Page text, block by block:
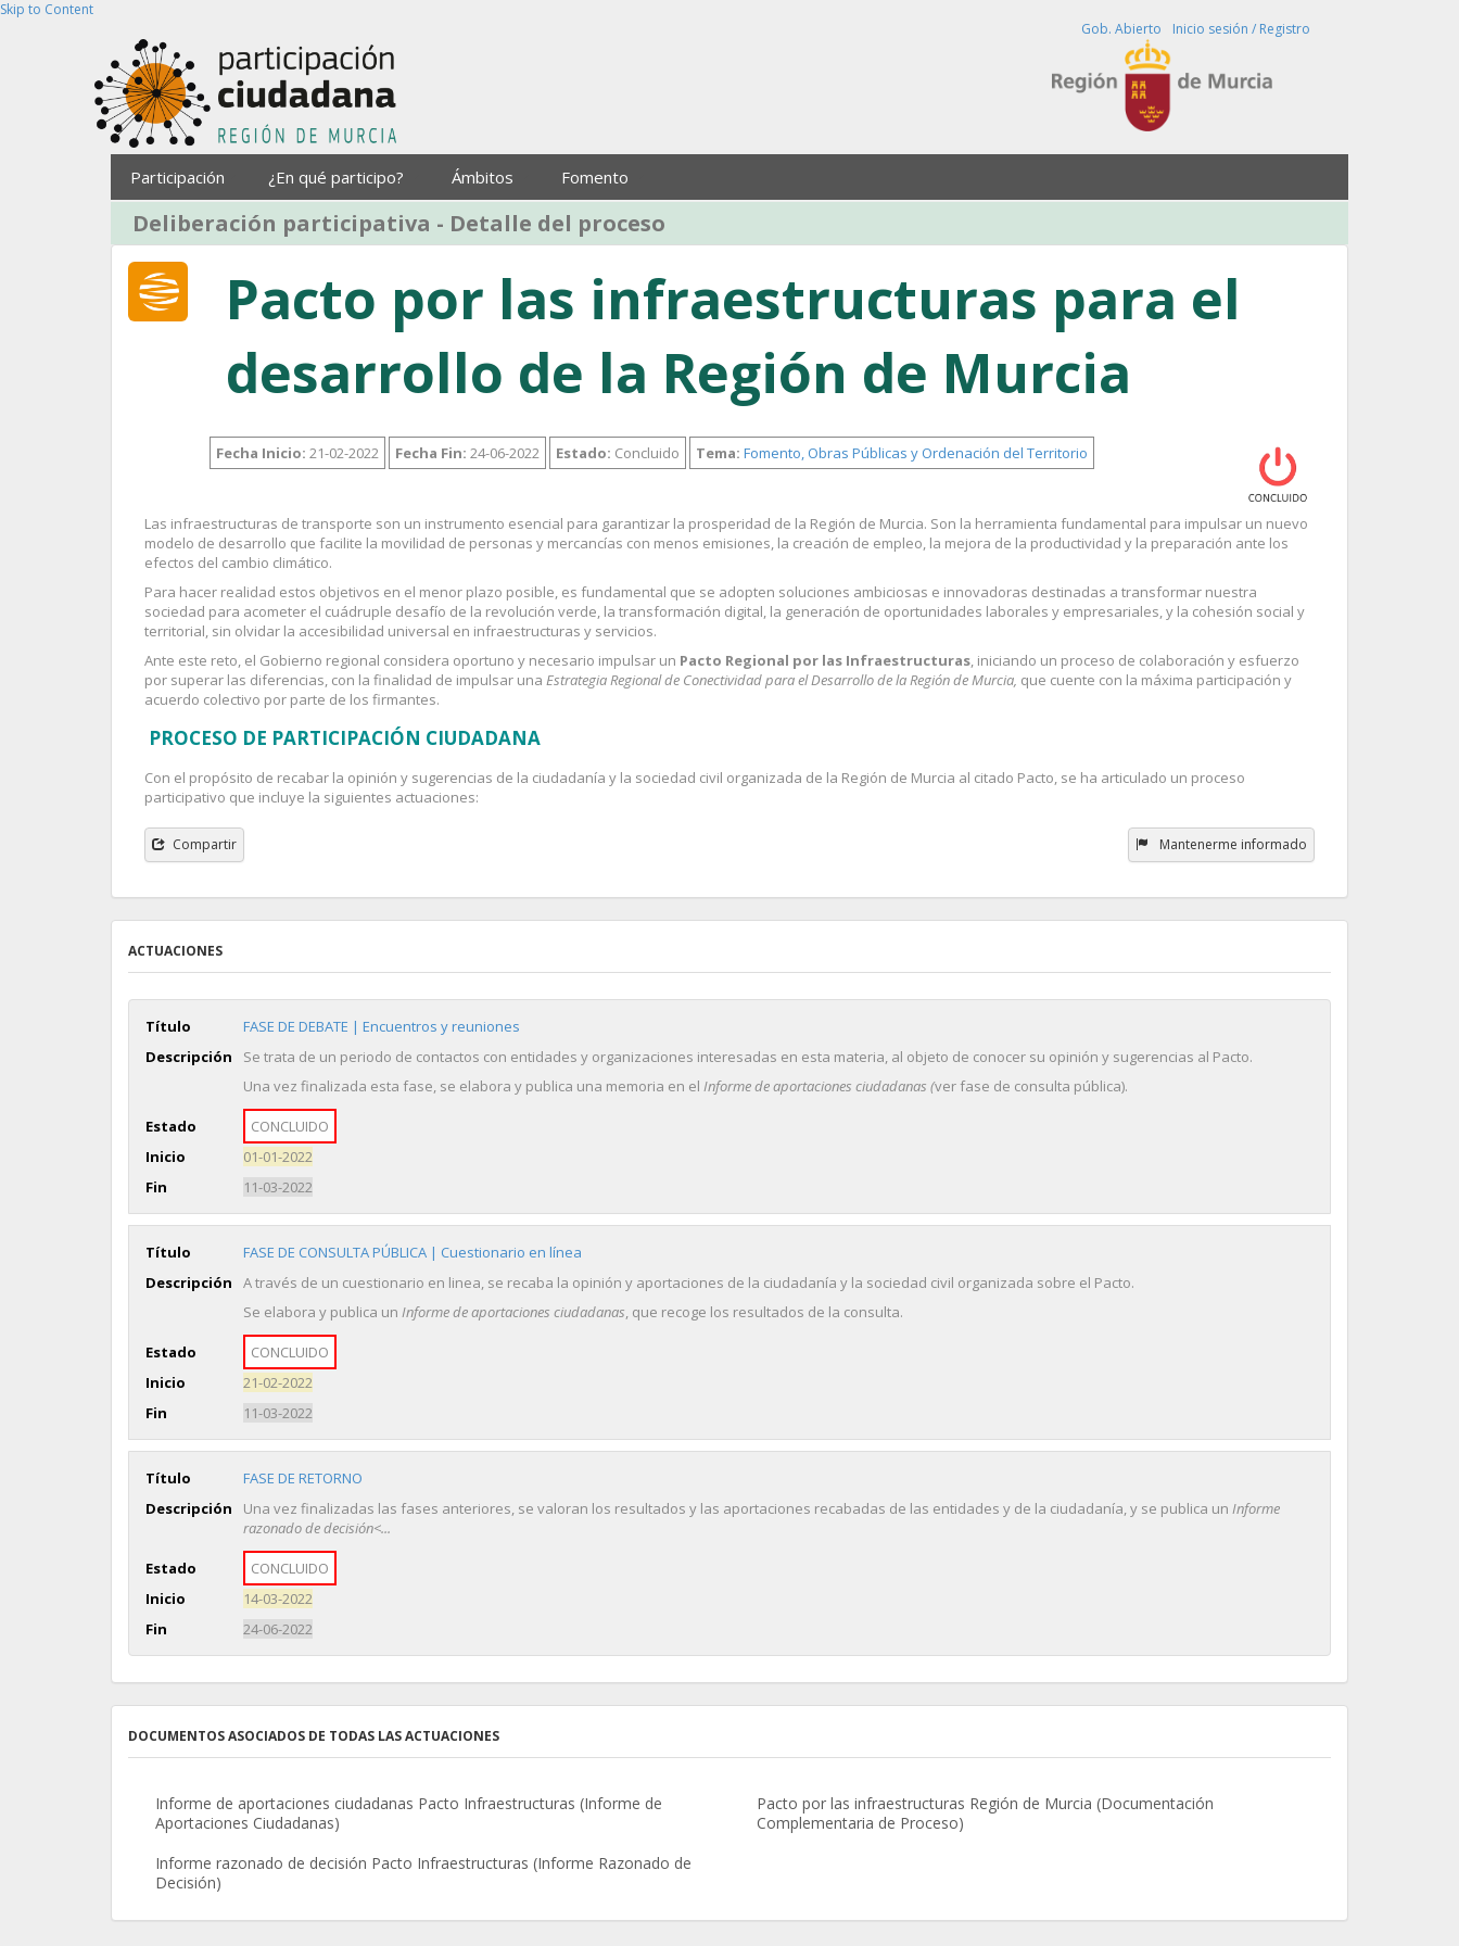
Skip to Content
Gob. Abierto
Inicio sesión / Registro
Participación ¿En qué participo? Ámbitos Fomento
Deliberación participativa - Detalle del proceso
Pacto por las infraestructuras para el
desarrollo de la Región de Murcia
Fecha Inicio: 21-02-2022 Fecha Fin: 24-06-2022 Estado: Concluido Tema: Fomento, Obras Públicas y Ordenación del Territorio
Las infraestructuras de transporte son un instrumento esencial para garantizar la prosperidad de la Región de Murcia. Son la herramienta fundamental para impulsar un nuevo
modelo de desarrollo que facilite la movilidad de personas y mercancías con menos emisiones, la creación de empleo, la mejora de la productividad y la preparación ante los
efectos del cambio climático.
Para hacer realidad estos objetivos en el menor plazo posible, es fundamental que se adopten soluciones ambiciosas e innovadoras destinadas a transformar nuestra
sociedad para acometer el cuádruple desafío de la revolución verde, la transformación digital, la generación de oportunidades laborales y empresariales, y la cohesión social y
territorial, sin olvidar la accesibilidad universal en infraestructuras y servicios.
Ante este reto, el Gobierno regional considera oportuno y necesario impulsar un Pacto Regional por las Infraestructuras, iniciando un proceso de colaboración y esfuerzo
por superar las diferencias, con la finalidad de impulsar una Estrategia Regional de Conectividad para el Desarrollo de la Región de Murcia, que cuente con la máxima participación y
acuerdo colectivo por parte de los firmantes.
PROCESO DE PARTICIPACIÓN CIUDADANA
Con el propósito de recabar la opinión y sugerencias de la ciudadanía y la sociedad civil organizada de la Región de Murcia al citado Pacto, se ha articulado un proceso
participativo que incluye la siguientes actuaciones:
Compartir Mantenerme informado
ACTUACIONES
Título
FASE DE DEBATE | Encuentros y reuniones
Descripción
Se trata de un periodo de contactos con entidades y organizaciones interesadas en esta materia, al objeto de conocer su opinión y sugerencias al Pacto.
Una vez finalizada esta fase, se elabora y publica una memoria en el Informe de aportaciones ciudadanas (ver fase de consulta pública).
Estado
CONCLUIDO
Inicio
01-01-2022
Fin
11-03-2022
Título
FASE DE CONSULTA PÚBLICA | Cuestionario en línea
Descripción
A través de un cuestionario en linea, se recaba la opinión y aportaciones de la ciudadanía y la sociedad civil organizada sobre el Pacto.
Se elabora y publica un Informe de aportaciones ciudadanas, que recoge los resultados de la consulta.
Estado
CONCLUIDO
Inicio
21-02-2022
Fin
11-03-2022
Título
FASE DE RETORNO
Descripción
Una vez finalizadas las fases anteriores, se valoran los resultados y las aportaciones recabadas de las entidades y de la ciudadanía, y se publica un Informe
razonado de decisión<...
Estado
CONCLUIDO
Inicio
14-03-2022
Fin
24-06-2022
DOCUMENTOS ASOCIADOS DE TODAS LAS ACTUACIONES
Informe de aportaciones ciudadanas Pacto Infraestructuras (Informe de
Aportaciones Ciudadanas)
Pacto por las infraestructuras Región de Murcia (Documentación
Complementaria de Proceso)
Informe razonado de decisión Pacto Infraestructuras (Informe Razonado de
Decisión)